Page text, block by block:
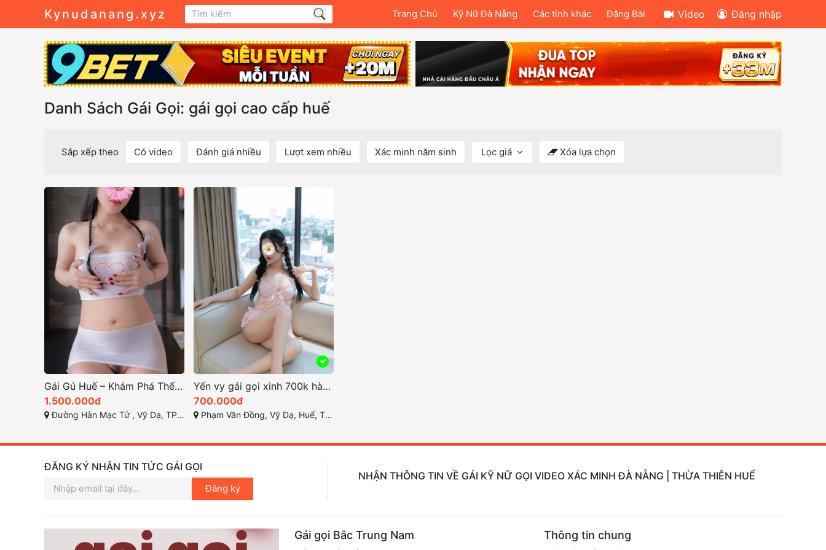
Kynudanang.xyz Trang Chủ Kỹ Nữ Đà Nẵng Các tỉnh khác Đăng Bài Video Đăng nhập
Danh Sách Gái Gọi: gái gọi cao cấp huế
Sắp xếp theo Có video Đánh giá nhiều Lượt xem nhiều Xác minh năm sinh Lọc giá Xóa lựa chọn
Gái Gú Huế – Khám Phá Thế Giới Giải Trí Đêm
1.500.000đ
Đường Hàn Mạc Tử , Vỹ Dạ, TP Huế
Yến vy gái gọi xinh 700k hàng vip đáng thưởng thức tại huế
700.000đ
Phạm Văn Đồng, Vỹ Dạ, Huế, Thừa Thiên Huế
ĐĂNG KÝ NHẬN TIN TỨC GÁI GỌI
Đăng ký
NHẬN THÔNG TIN VỀ GÁI KỸ NỮ GỌI VIDEO XÁC MINH ĐÀ NẴNG | THỪA THIÊN HUẾ
Gái gọi Bắc Trung Nam Thông tin chung